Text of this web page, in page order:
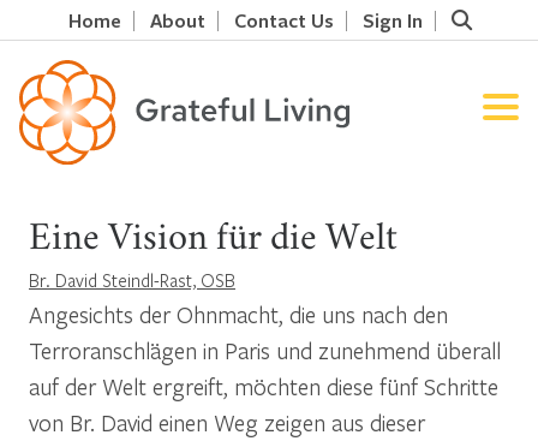
Home About Contact Us Sign In
Eine Vision für die Welt
Br. David Steindl-Rast, OSB
Angesichts der Ohnmacht, die uns nach den
Terroranschlägen in Paris und zunehmend überall
auf der Welt ergreift, möchten diese fünf Schritte
von Br. David einen Weg zeigen aus dieser